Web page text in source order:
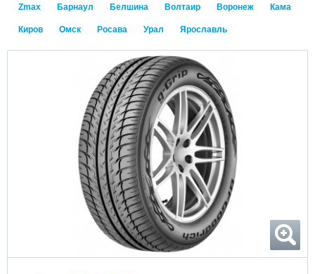
Zmax Барнаул Белшина Волтаир Воронеж Кама
Киров Омск Росава Урал Ярославль